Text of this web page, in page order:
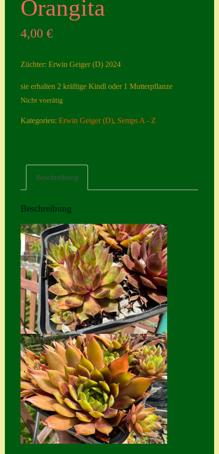
ngen
Neuheiten
Home
Hostas
Impressum
Kasse
Kontakt
Mein Konto
Naturformen
S. x nixonii
Semps die ich
suche
Semps von A – Z
Shop
Orangita
4,00€
Züchter: Erwin Geiger (D) 2024
sie erhalten 2 kräftige Kindl oder 1 Mutterpflanze
Nicht vorrätig
Kategorien:Erwin Geiger (D), Semps A - Z
Beschreibung
Beschreibung